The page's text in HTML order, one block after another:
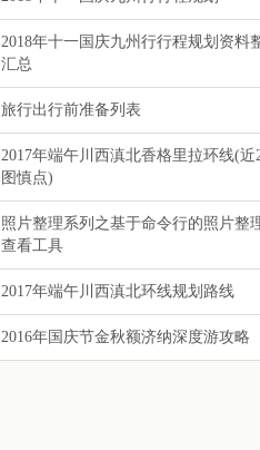
2018年十一国庆九州行行程规划资料
汇总
旅行出行前准备列表
2017年端午川西滇北香格里拉环线(近
图慎点)
照片整理系列之基于命令行的照片整
查看工具
2017年端午川西滇北环线规划路线
2016年国庆节金秋额济纳深度游攻略